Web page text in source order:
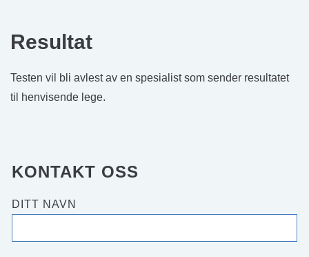
Resultat
Testen vil bli avlest av en spesialist som sender resultatet
til henvisende lege.
KONTAKT OSS
DITT NAVN